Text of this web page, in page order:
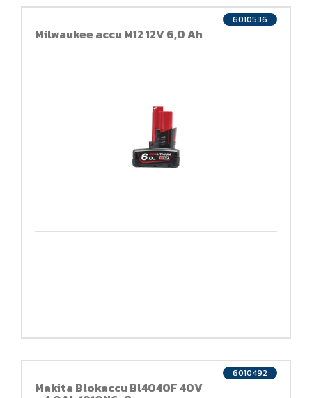
Milwaukee accu M12 12V 6,0 Ah
6010536
Makita Blokaccu Bl4040F 40V
6010492